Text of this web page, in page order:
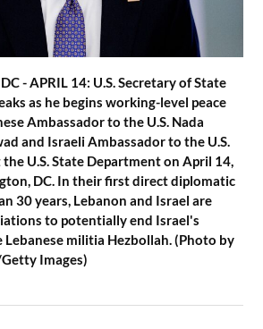
- APRIL 14: U.S. Secretary of State
as he begins working-level peace
Ambassador to the U.S. Nada
and Israeli Ambassador to the U.S.
U.S. State Department on April 14,
DC. In their first direct diplomatic
30 years, Lebanon and Israel are
to potentially end Israel's
militia Hezbollah. (Photo by
Images)